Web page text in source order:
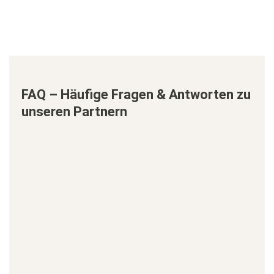
FAQ – Häufige Fragen & Antworten zu
unseren Partnern